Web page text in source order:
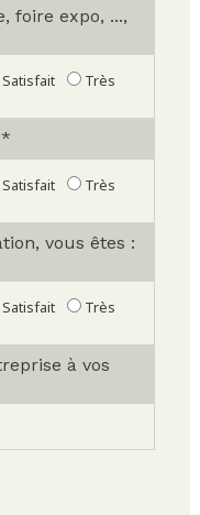
foire expo, ...,
Très
Très
vous êtes :
Très
à vos